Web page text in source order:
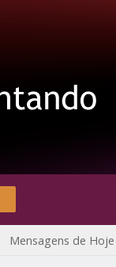
Mensagens de Hoje